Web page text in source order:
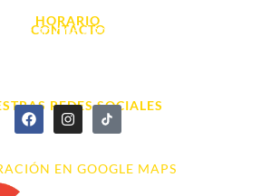
HORARIO
L. - S. 10:00h a 22:00h
CONTACTO
REDES SOCIALES
EN GOOGLE MAPS